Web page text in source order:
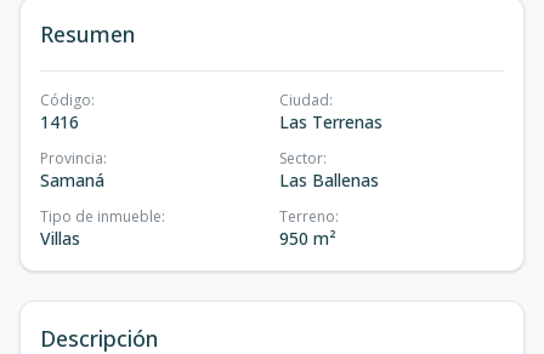
Resumen
Código:
1416
Ciudad:
Las Terrenas
Provincia:
Samaná
Sector:
Las Ballenas
Tipo de inmueble:
Villas
Terreno:
950 m²
Descripción